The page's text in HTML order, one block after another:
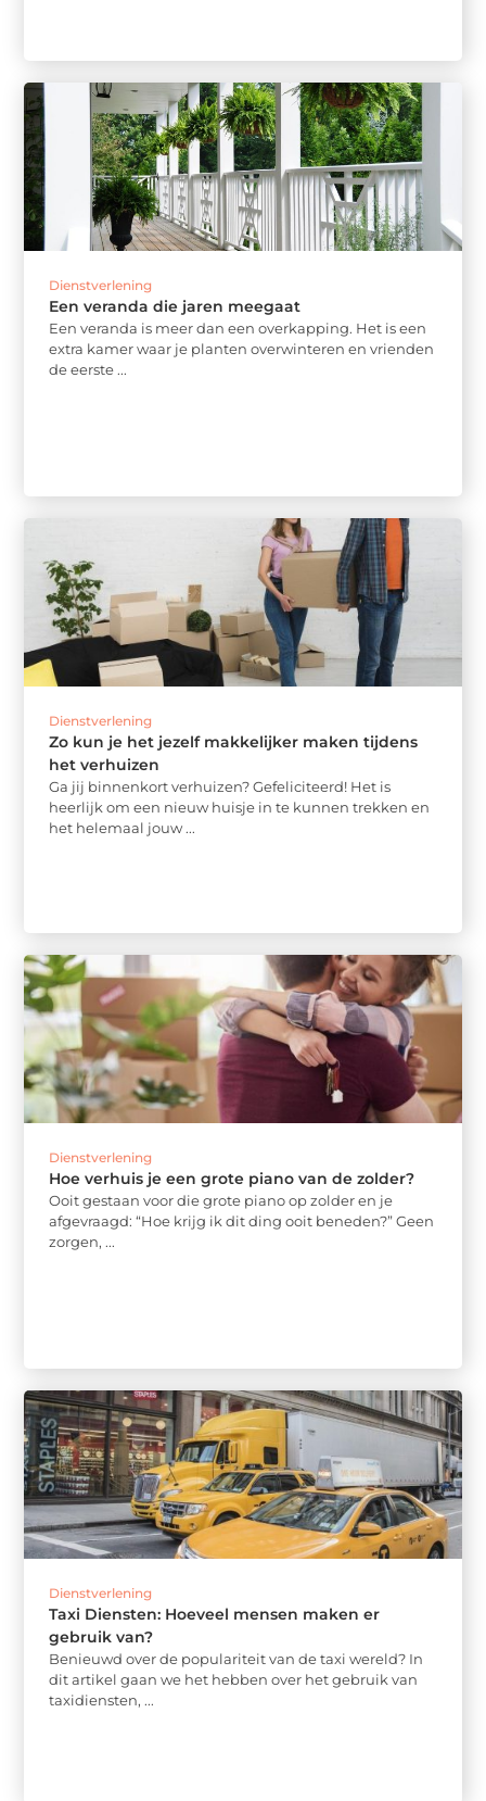
Dienstverlening
Een veranda die jaren meegaat
Een veranda is meer dan een overkapping. Het is een
extra kamer waar je planten overwinteren en vrienden
de eerste ...
Dienstverlening
Zo kun je het jezelf makkelijker maken tijdens
het verhuizen
Ga jij binnenkort verhuizen? Gefeliciteerd! Het is
heerlijk om een nieuw huisje in te kunnen trekken en
het helemaal jouw ...
Dienstverlening
Hoe verhuis je een grote piano van de zolder?
Ooit gestaan voor die grote piano op zolder en je
afgevraagd: “Hoe krijg ik dit ding ooit beneden?” Geen
zorgen, ...
Dienstverlening
Taxi Diensten: Hoeveel mensen maken er
gebruik van?
Benieuwd over de populariteit van de taxi wereld? In
dit artikel gaan we het hebben over het gebruik van
taxidiensten, ...